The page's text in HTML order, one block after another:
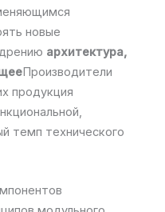
новые
архитектура,
Производители
продукция
темп технического